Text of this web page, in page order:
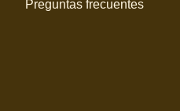
Preguntas frecuentes